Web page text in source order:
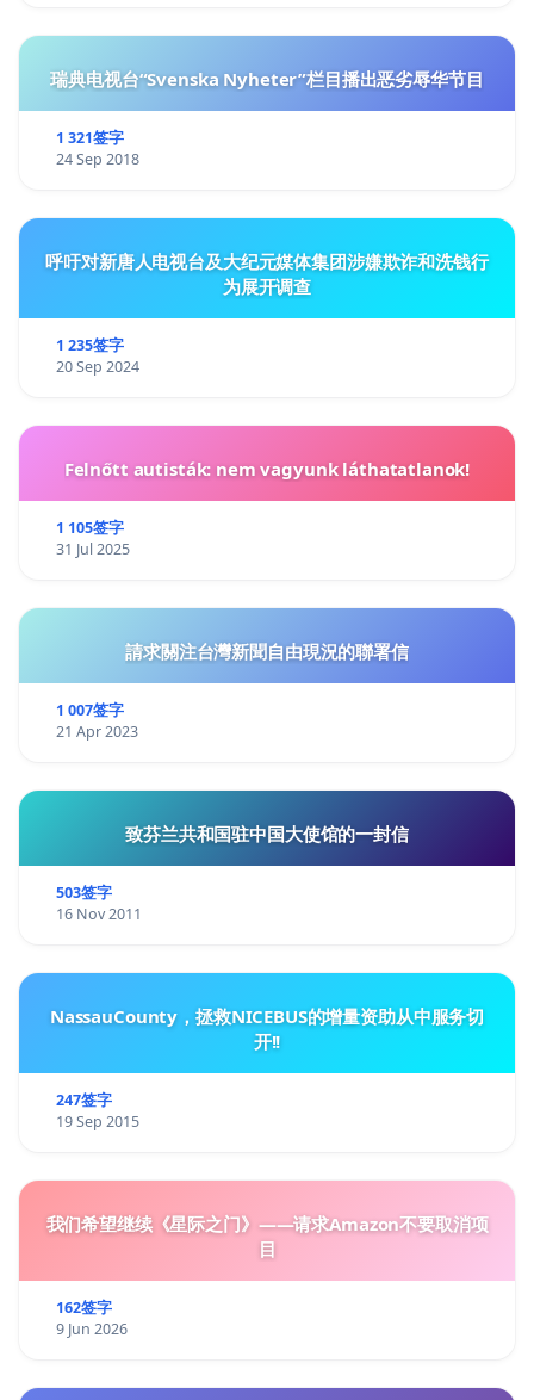
瑞典电视台“Svenska Nyheter”栏目播出恶劣辱华节目
1 321签字
24 Sep 2018
呼吁对新唐人电视台及大纪元媒体集团涉嫌欺诈和洗钱行
为展开调查
1 235签字
20 Sep 2024
Felnőtt autisták: nem vagyunk láthatatlanok!
1 105签字
31 Jul 2025
請求關注台灣新聞自由現況的聯署信
1 007签字
21 Apr 2023
致芬兰共和国驻中国大使馆的一封信
503签字
16 Nov 2011
NassauCounty，拯救NICEBUS的增量资助从中服务切
开!!
247签字
19 Sep 2015
我们希望继续《星际之门》——请求Amazon不要取消项
目
162签字
9 Jun 2026